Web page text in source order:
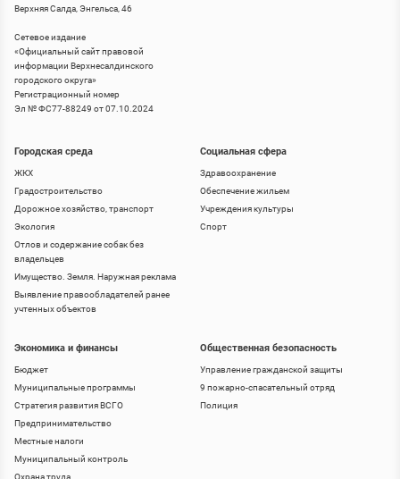
Верхняя Салда, Энгельса, 46
Сетевое издание
«Официальный сайт правовой
информации Верхнесалдинского
городского округа»
Регистрационный номер
Эл № ФС77-88249 от 07.10.2024
Городская среда
ЖКХ
Градостроительство
Дорожное хозяйство, транспорт
Экология
Отлов и содержание собак без
владельцев
Имущество. Земля. Наружная реклама
Выявление правообладателей ранее
учтенных объектов
Социальная сфера
Здравоохранение
Обеспечение жильем
Учреждения культуры
Спорт
Экономика и финансы
Бюджет
Муниципальные программы
Стратегия развития ВСГО
Предпринимательство
Местные налоги
Муниципальный контроль
Охрана труда
Общественная безопасность
Управление гражданской защиты
9 пожарно-спасательный отряд
Полиция